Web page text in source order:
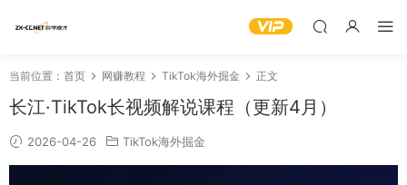
当前位置： 首页 网赚教程 TikTok海外掘金 正文
长江·TikTok长视频解说课程（更新4月）
2026-04-26 TikTok海外掘金